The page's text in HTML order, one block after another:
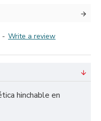
- Write a review
hinchable en